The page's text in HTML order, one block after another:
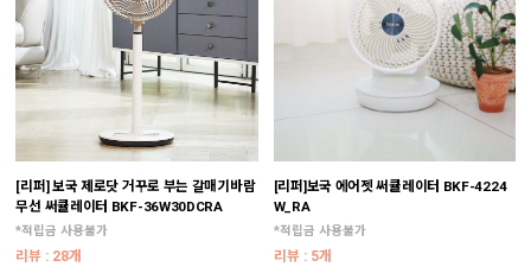
[리퍼] 보국 제로닷 거꾸로 부는 갈매기바람
무선 써큘레이터 BKF-36W30DCRA
*적립금 사용불가
리뷰 : 28개
[리퍼]보국 에어젯 써큘레이터 BKF-4224
W_RA
*적립금 사용불가
리뷰 : 5개